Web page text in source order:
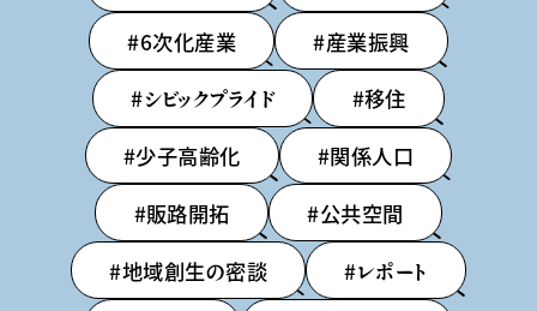
#6次化産業
#産業振興
#シビックプライド
#移住
#少子高齢化
#関係人口
#販路開拓
#公共空間
#地域創生の密談
#レポート